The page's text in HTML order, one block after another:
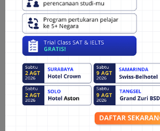
Tips terakhir yang perlu Hunters
semua jenis tes kerja di luar negeri
pepatah mengatakan “Berusaha
sombong”.
Itu berarti, selain berusaha, Hunters
diberikan kemudahan oleh Yang Maha
mengerjakan semua jenis tes kerja di